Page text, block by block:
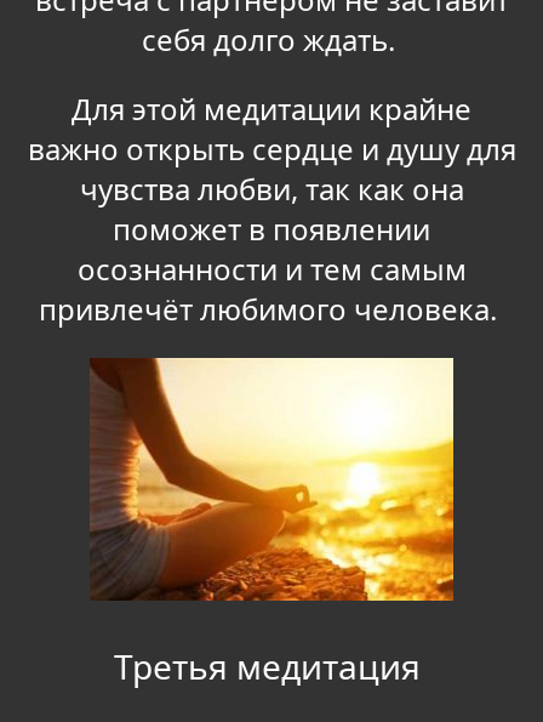
себя долго ждать.
Для этой медитации крайне
важно открыть сердце и душу для
чувства любви, так как она
поможет в появлении
осознанности и тем самым
привлечёт любимого человека.
Третья медитация